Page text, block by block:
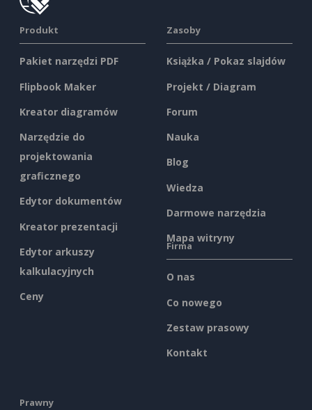
Produkt
Pakiet narzędzi PDF
Flipbook Maker
Kreator diagramów
Narzędzie do
projektowania
graficznego
Edytor dokumentów
Kreator prezentacji
Edytor arkuszy
kalkulacyjnych
Ceny
Zasoby
Książka / Pokaz slajdów
Projekt / Diagram
Forum
Nauka
Blog
Wiedza
Darmowe narzędzia
Mapa witryny
Firma
O nas
Co nowego
Zestaw prasowy
Kontakt
Prawny